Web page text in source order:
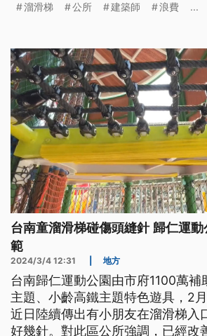
本就見仁見智，公所應該可以利用
就拆。
溜滑梯 公所 建築師 浪費 ...
台南童溜滑梯碰傷頭縫針 歸仁運
範
2024/3/4 12:31 地方
台南歸仁運動公園由市府1100萬補
主題、小齡高鐵主題特色遊具，2
近日陸續傳出有小朋友在溜滑梯入
好幾針。對此區公所強調，已經改